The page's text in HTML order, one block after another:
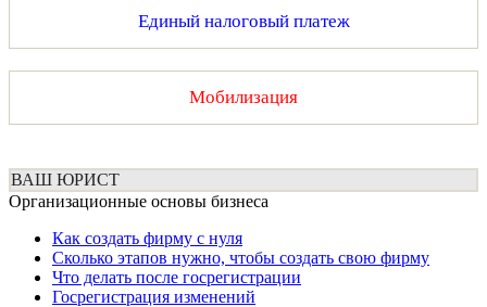
Единый налоговый платеж
Мобилизация
ВАШ ЮРИСТ
Организационные основы бизнеса
Как создать фирму с нуля
Сколько этапов нужно, чтобы создать свою фирму
Что делать после госрегистрации
Госрегистрация изменений